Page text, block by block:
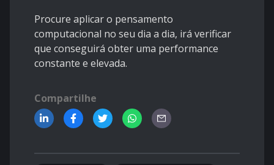
Procure aplicar o pensamento
computacional no seu dia a dia, irá verificar
que conseguirá obter uma performance
constante e elevada.
Compartilhe